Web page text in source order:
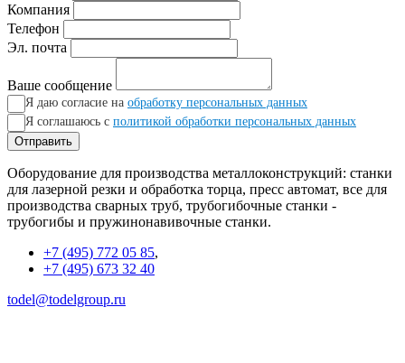
Компания
Телефон
Эл. почта
Ваше сообщение
Я даю согласие на обработку персональных данных
Я соглашаюсь с политикой обработки персональных данных
Отправить
Оборудование для производства металлоконструкций: станки
для лазерной резки и обработка торца, пресс автомат, все для
производства сварных труб, трубогибочные станки -
трубогибы и пружинонавивочные станки.
+7 (495) 772 05 85,
+7 (495) 673 32 40
todel@todelgroup.ru